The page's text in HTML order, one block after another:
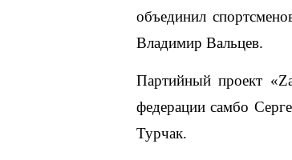
объединил
Владимир Вальцев.
Партийный проект
федерации самбо
Турчак.